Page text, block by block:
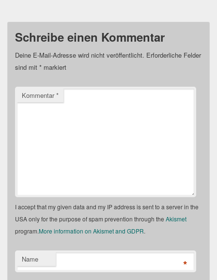
Schreibe einen Kommentar
Deine E-Mail-Adresse wird nicht veröffentlicht. Erforderliche Felder
sind mit * markiert
Kommentar*
I accept that my given data and my IP address is sent to a server in the
USA only for the purpose of spam prevention through the Akismet
program.More information on Akismet and GDPR.
Name *